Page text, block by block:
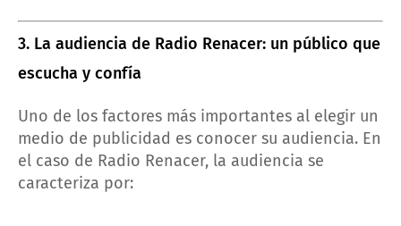
3. La audiencia de Radio Renacer: un público que
escucha y confía
Uno de los factores más importantes al elegir un
medio de publicidad es conocer su audiencia. En
el caso de Radio Renacer, la audiencia se
caracteriza por: